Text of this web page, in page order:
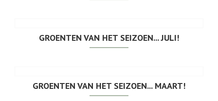
GROENTEN VAN HET SEIZOEN... JULI!
GROENTEN VAN HET SEIZOEN... MAART!